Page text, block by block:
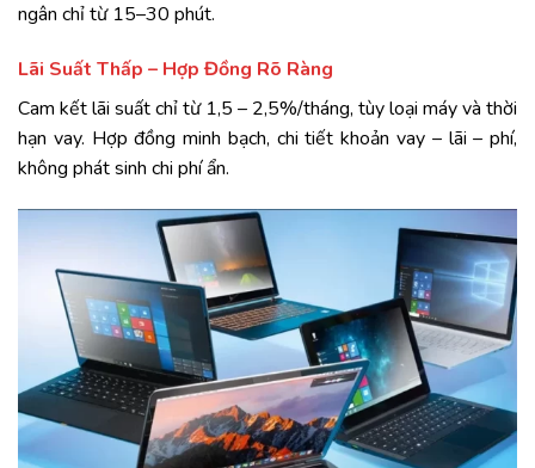
ngân chỉtừ 15–30 phút.
Lãi Suất Thấp – HợpĐồng Rõ Ràng
Cam kếtlãi suấtchỉtừ 1,5 – 2,5%/tháng, tùyloại máyvà thời
hạn vay. Hợpđồngminh bạch, chitiếtkhoảnvay – lãi –phí,
không phátsinh chi phíẩn.